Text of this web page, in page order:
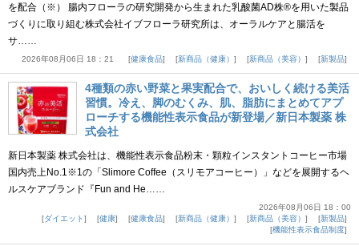
を配合（※） 腸内フローラの研究開発から生まれた乳酸菌AD株®を用いた製品
づくりに取り組む株式会社イブフローラ研究所は、オーラルケアと腸活を
サ……
2026年08月06日 18：21 健康食品 新商品（健康） 新商品（美容） 新製品
4種類の赤い野菜と果実配合で、おいしく続ける美活
習慣。冷え、脚のむくみ、肌、脂肪にまとめてアプ
ローチする機能性表示食品が新登場／新日本製薬 株
式会社
新日本製薬 株式会社は、機能性表示食品粉末・顆粒インスタントコーヒー市場
国内売上No.1※1の「Slimore Coffee（スリモアコーヒー）」などを展開するヘ
ルスケアブランド『Fun and He……
2026年08月06日 18：00
ダイエット
健康 健康食品 新商品（健康） 新商品（美容）
新製品
機能性表示食品制度